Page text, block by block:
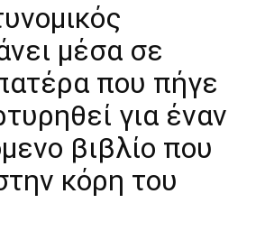
μέσα σε
που πήγε
για έναν
βιβλίο που
κόρη του